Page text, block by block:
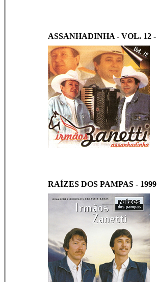
ASSANHADINHA - VOL. 12 -
RAÍZES DOS PAMPAS -